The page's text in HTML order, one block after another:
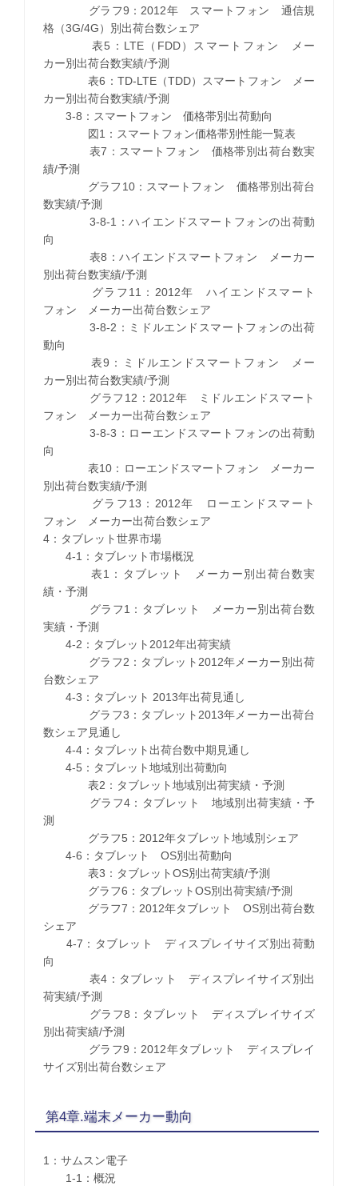
グラフ9：2012年 スマートフォン 通信規
格（3G/4G）別出荷台数シェア
表5：LTE（FDD）スマートフォン メー
カー別出荷台数実績/予測
表6：TD-LTE（TDD）スマートフォン メー
カー別出荷台数実績/予測
3-8：スマートフォン 価格帯別出荷動向
図1：スマートフォン価格帯別性能一覧表
表7：スマートフォン 価格帯別出荷台数実
績/予測
グラフ10：スマートフォン 価格帯別出荷台
数実績/予測
3-8-1：ハイエンドスマートフォンの出荷動
向
表8：ハイエンドスマートフォン メーカー
別出荷台数実績/予測
グラフ11：2012年 ハイエンドスマート
フォン メーカー出荷台数シェア
3-8-2：ミドルエンドスマートフォンの出荷
動向
表9：ミドルエンドスマートフォン メー
カー別出荷台数実績/予測
グラフ12：2012年 ミドルエンドスマート
フォン メーカー出荷台数シェア
3-8-3：ローエンドスマートフォンの出荷動
向
表10：ローエンドスマートフォン メーカー
別出荷台数実績/予測
グラフ13：2012年 ローエンドスマート
フォン メーカー出荷台数シェア
4：タブレット世界市場
4-1：タブレット市場概況
表1：タブレット メーカー別出荷台数実
績・予測
グラフ1：タブレット メーカー別出荷台数
実績・予測
4-2：タブレット2012年出荷実績
グラフ2：タブレット2012年メーカー別出荷
台数シェア
4-3：タブレット 2013年出荷見通し
グラフ3：タブレット2013年メーカー出荷台
数シェア見通し
4-4：タブレット出荷台数中期見通し
4-5：タブレット地域別出荷動向
表2：タブレット地域別出荷実績・予測
グラフ4：タブレット 地域別出荷実績・予
測
グラフ5：2012年タブレット地域別シェア
4-6：タブレット OS別出荷動向
表3：タブレットOS別出荷実績/予測
グラフ6：タブレットOS別出荷実績/予測
グラフ7：2012年タブレット OS別出荷台数
シェア
4-7：タブレット ディスプレイサイズ別出荷動
向
表4：タブレット ディスプレイサイズ別出
荷実績/予測
グラフ8：タブレット ディスプレイサイズ
別出荷実績/予測
グラフ9：2012年タブレット ディスプレイ
サイズ別出荷台数シェア
第4章.端末メーカー動向
1：サムスン電子
1-1：概況